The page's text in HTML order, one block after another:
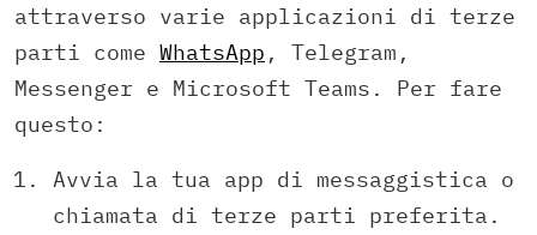
attraverso varie applicazioni di terze
parti come WhatsApp , Telegram,
Messenger e Microsoft Teams. Per fare
questo:
Avvia la tua app di messaggistica o
chiamata di terze parti preferita.